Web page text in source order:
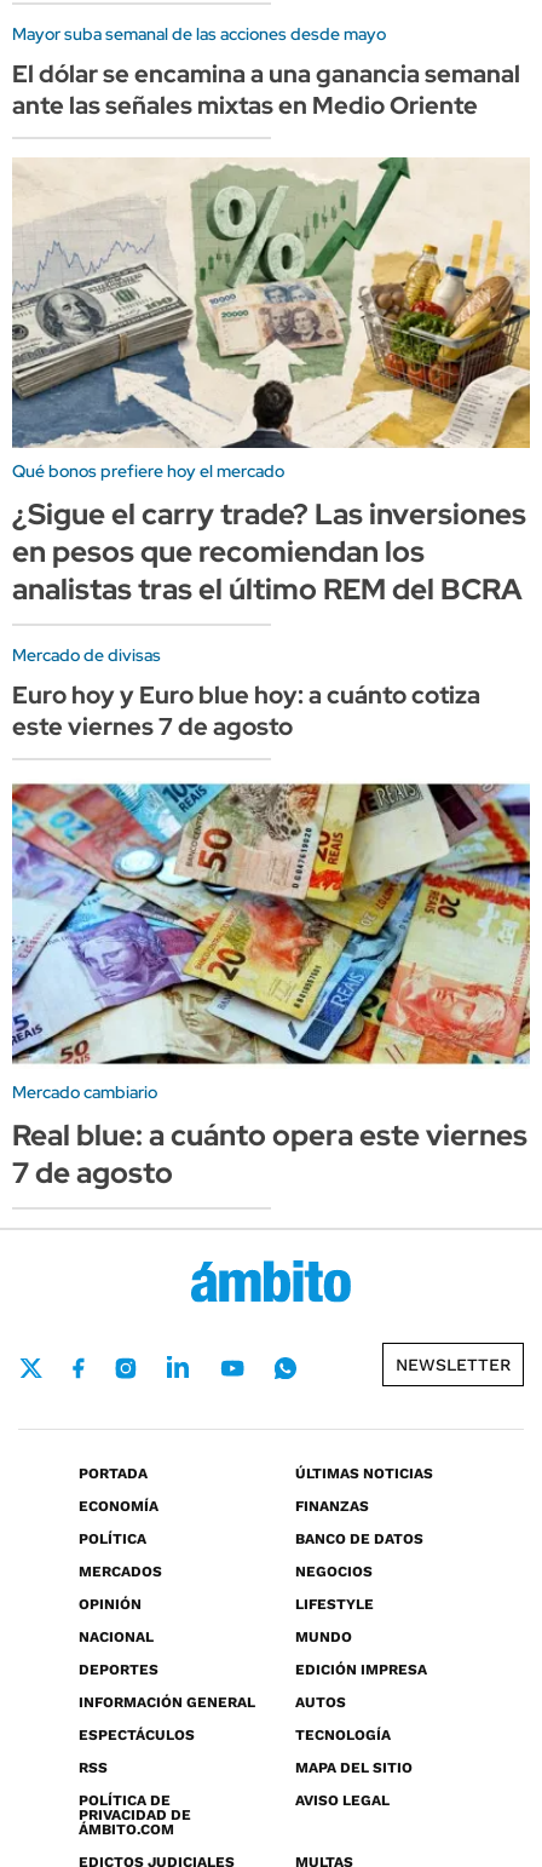
Mayor suba semanal de las acciones desde mayo
El dólar se encamina a una ganancia semanal
ante las señales mixtas en Medio Oriente
Qué bonos prefiere hoy el mercado
¿Sigue el carry trade? Las inversiones
en pesos que recomiendan los
analistas tras el último REM del BCRA
Mercado de divisas
Euro hoy y Euro blue hoy: a cuánto cotiza
este viernes 7 de agosto
Mercado cambiario
Real blue: a cuánto opera este viernes
7 de agosto
NEWSLETTER
PORTADA
ÚLTIMAS NOTICIAS
ECONOMÍA
FINANZAS
POLÍTICA
BANCO DE DATOS
MERCADOS
NEGOCIOS
OPINIÓN
LIFESTYLE
NACIONAL
MUNDO
DEPORTES
EDICIÓN IMPRESA
INFORMACIÓN GENERAL
AUTOS
ESPECTÁCULOS
TECNOLOGÍA
RSS
MAPA DEL SITIO
POLÍTICA DE
PRIVACIDAD DE
ÁMBITO.COM
AVISO LEGAL
EDICTOS JUDICIALES MULTAS